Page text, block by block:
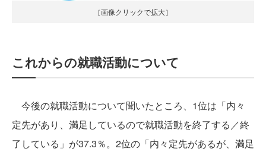
［画像クリックで拡大］
これからの就職活動について
今後の就職活動について聞いたところ、1位は「内々
定先があり、満足しているので就職活動を終了する／終
了している」が37.3％。2位の「内々定先があるが、満足